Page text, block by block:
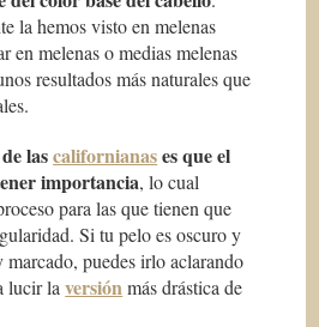
la hemos visto en melenas
en melenas o medias melenas
resultados más naturales que
delascalifornianases que el
importancia, lo cual
para las que tienen que
Si tu pelo es oscuro y
marcado, puedes irlo aclarando
lucir laversiónmás drástica de